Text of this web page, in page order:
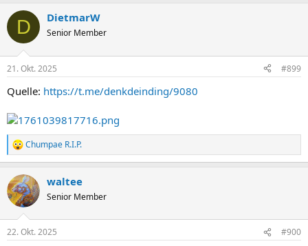
D DietmarW
Senior Member
21. Okt. 2025 #899
Quelle: https://t.me/denkdeinding/9080
R
e
k
t
i
n
e
Chumpae R.I.P.
waltee
Senior Member
22. Okt. 2025 #900